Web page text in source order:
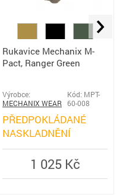
Rukavice Mechanix M-
Pact, Ranger Green
Výrobce:
MECHANIX WEAR
Kód: MPT-
60-008
PŘEDPOKLÁDANÉ
NASKLADNĚNÍ
1 025 Kč